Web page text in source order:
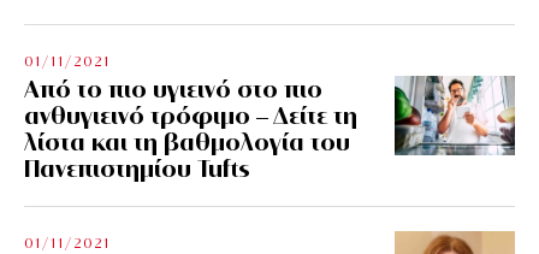
01/11/2021
Από το πιο υγιεινό στο πιο
ανθυγιεινό τρόφιμο – Δείτε τη
λίστα και τη βαθμολογία του
Πανεπιστημίου Tufts
01/11/2021